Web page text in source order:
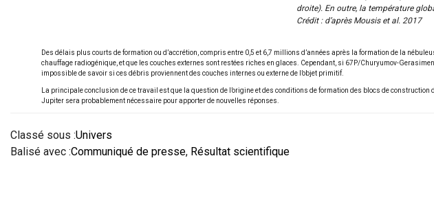
droite). En outre, la température
Crédit : d’après Mousis et al. 2017
Des délais plus courts de formation ou d’accrétion, compris entre 0,5 et 6,7 millions d’années après la formation de la
chauffage radiogénique, et que les couches externes sont restées riches en glaces. Cependant, si 67P/Churyumov-
impossible de savoir si ces débris proviennent des couches internes ou externe de l’objet primitif.
La principale conclusion de ce travail est que la question de l’origine et des conditions de formation des blocs de
Jupiter sera probablement nécessaire pour apporter de nouvelles réponses.
Classé sous :Univers
Balisé avec :Communiqué de presse, Résultat scientifique